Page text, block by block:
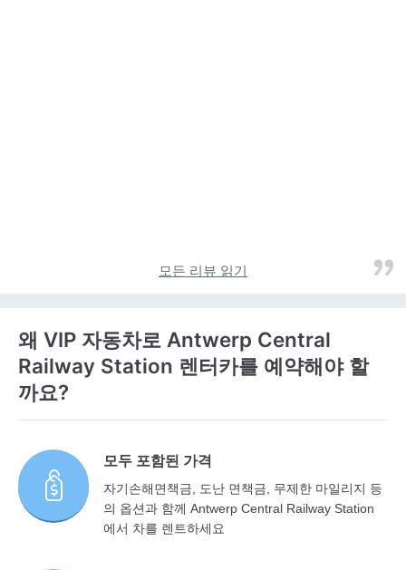
모든 리뷰 읽기
왜 VIP 자동차로 Antwerp Central
Railway Station 렌터카를 예약해야 할
까요?
모두 포함된 가격
자기손해면책금, 도난 면책금, 무제한 마일리지 등
의 옵션과 함께 Antwerp Central Railway Station
에서 차를 렌트하세요